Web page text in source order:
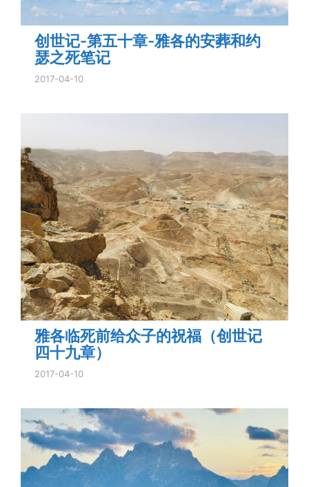
创世记-第五十章-雅各的安葬和约
瑟之死笔记
2017-04-10
雅各临死前给众子的祝福（创世记
四十九章）
2017-04-10